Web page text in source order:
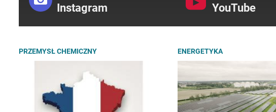
Instagram YouTube
PRZEMYSŁ CHEMICZNY ENERGETYKA